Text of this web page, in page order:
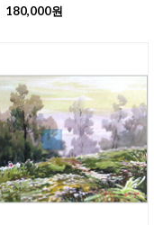
180,000원